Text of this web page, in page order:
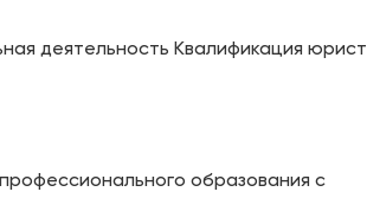
деятельность Квалификация юрист
образования с